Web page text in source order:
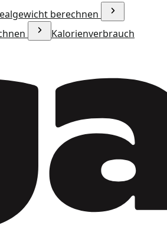
berechnen
Kalorienverbrauch